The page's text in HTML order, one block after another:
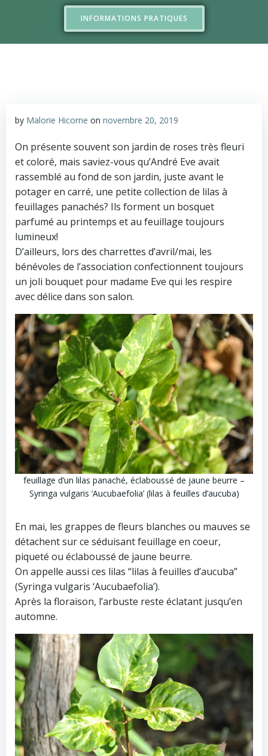
INFORMATIONS PRATIQUES
by Malorie Hicorne on novembre 20, 2019
On présente souvent son jardin de roses très fleuri
et coloré, mais saviez-vous qu’André Eve avait
rassemblé au fond de son jardin, juste avant le
potager en carré, une petite collection de lilas à
feuillages panachés? Ils forment un bosquet
parfumé au printemps et au feuillage toujours
lumineux!
D’ailleurs, lors des charrettes d’avril/mai, les
bénévoles de l’association confectionnent toujours
un joli bouquet pour madame Eve qui les respire
avec délice dans son salon.
feuillage d’un lilas panaché, éclaboussé de jaune beurre –
Syringa vulgaris ‘Aucubaefolia’ (lilas à feuilles d’aucuba)
En mai, les grappes de fleurs blanches ou mauves se
détachent sur ce séduisant feuillage en coeur,
piqueté ou éclaboussé de jaune beurre.
On appelle aussi ces lilas “lilas à feuilles d’aucuba”
(Syringa vulgaris ‘Aucubaefolia’).
Après la floraison, l’arbuste reste éclatant jusqu’en
automne.